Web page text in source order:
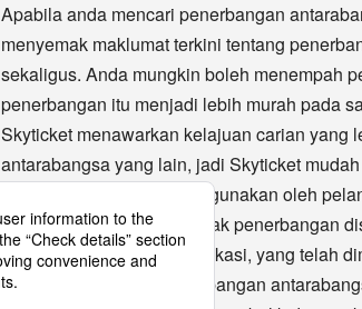
Apabila anda mencari penerbangan
menyemak maklumat terkini tentang
sekaligus. Anda mungkin boleh menempah
penerbangan itu menjadi lebih murah pada
Skyticket menawarkan kelajuan carian yang
antarabangsa yang lain, jadi Skyticket
antarabangsa. Skyticket digunakan oleh
lebih 10 tahun sebagai tapak penerbangan
diskaun menggunakan aplikasi, yang telah
ramai orang. Selain penerbangan